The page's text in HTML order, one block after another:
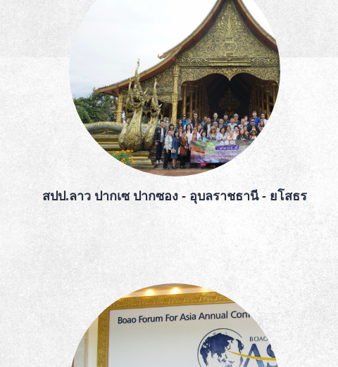
สปป.ลาว ปากเซ ปากซอง - อุบลราชธานี - ยโสธร